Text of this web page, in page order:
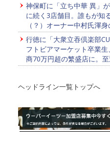
神保町に「立ち中華 異」
に続く3店舗目。誰もが知
（？）オーナー中村氏渾
行徳に「大衆立吞倶楽部
フトビアマーケット卒業
商70万円超の繁盛店に。
ヘッドライン一覧トップへ